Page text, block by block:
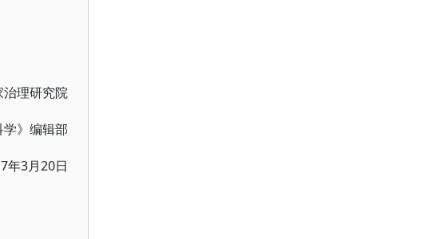
理研究院
学》编辑部
年3月20日